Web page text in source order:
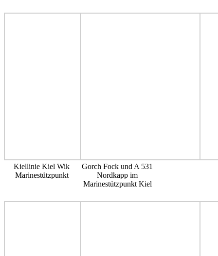
Kiellinie Kiel Wik
Marinestützpunkt
Gorch Fock und A 531
Nordkapp im
Marinestützpunkt Kiel